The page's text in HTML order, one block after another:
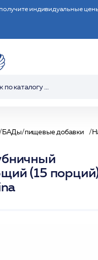
индивидуальные
БАДы/пищевые добавки
(15